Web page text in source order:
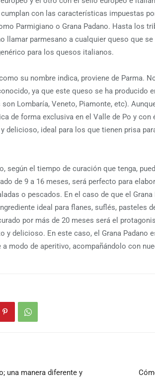
con las características impuestas
Parmigiano o Grana Padano. Hasta los
llamar parmesano a cualquier queso que
para los quesos italianos.
su nombre indica, proviene de Parma.
ya que este queso se ha producido
Lombaría, Veneto, Piamonte, etc).
de forma exclusiva en el Valle de Po y
delicioso, ideal para los que tienen prisa
según el tiempo de curación que tenga,
de 9 a 16 meses, será perfecto para
o pescados. En el caso de que el
ideal para flanes, suflés, pasteles
por más de 20 meses será el
y delicioso. En este caso, el Grana Padano
a modo de aperitivo, acompañándolo con
una manera diferente y